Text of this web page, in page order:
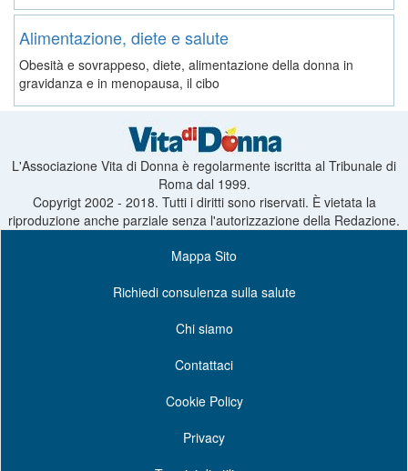
Alimentazione, diete e salute
Obesità e sovrappeso, diete, alimentazione della donna in
gravidanza e in menopausa, il cibo
L'Associazione Vita di Donna è regolarmente iscritta al Tribunale di
Roma dal 1999.
Copyrigt 2002 - 2018. Tutti i diritti sono riservati. È vietata la
riproduzione anche parziale senza l'autorizzazione della Redazione.
Mappa Sito
Richiedi consulenza sulla salute
Chi siamo
Contattaci
Cookie Policy
Privacy